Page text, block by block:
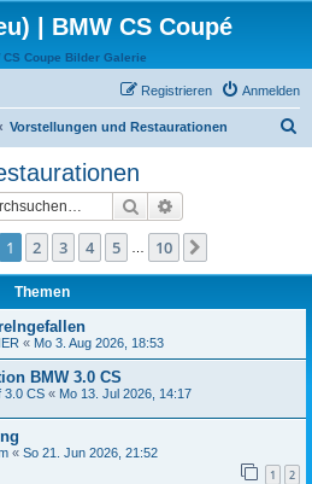
| BMW CS Coupé
CS Coupe Bilder Galerie
Anmelden
Registrieren
Vorstellungen und Restaurationen
Suche
1von 10
1 2 3 4 5 10
Themen
« Mo 3. Aug 2026, 18:53
BMW 3.0 CS
3.0 CS « Mo 13. Jul 2026, 14:17
« So 21. Jun 2026, 21:52
1 2